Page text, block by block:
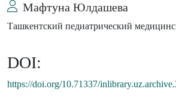
Мафтуна Юлдашева
Ташкентский педиатрический
DOI:
https://doi.org/10.71337/